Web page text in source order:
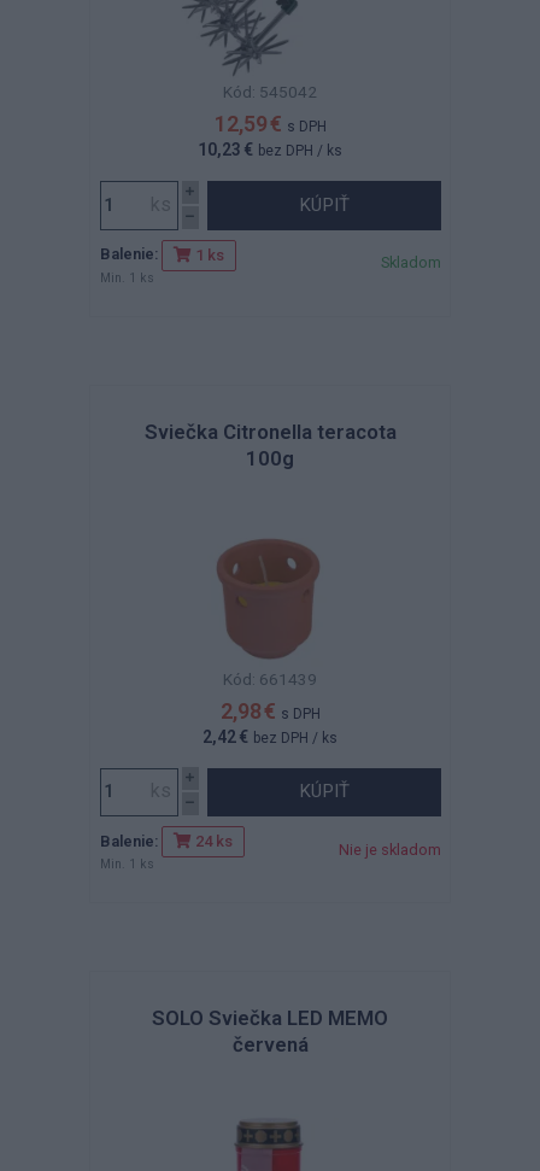
Kód: 545042
12,59 € s DPH
10,23 € bez DPH / ks
KÚPIŤ
Balenie: 1 ks
Min. 1 ks
Skladom
Sviečka Citronella teracota
100g
Kód: 661439
2,98 € s DPH
2,42 € bez DPH / ks
KÚPIŤ
Balenie: 24 ks
Min. 1 ks
Nie je skladom
SOLO Sviečka LED MEMO
červená